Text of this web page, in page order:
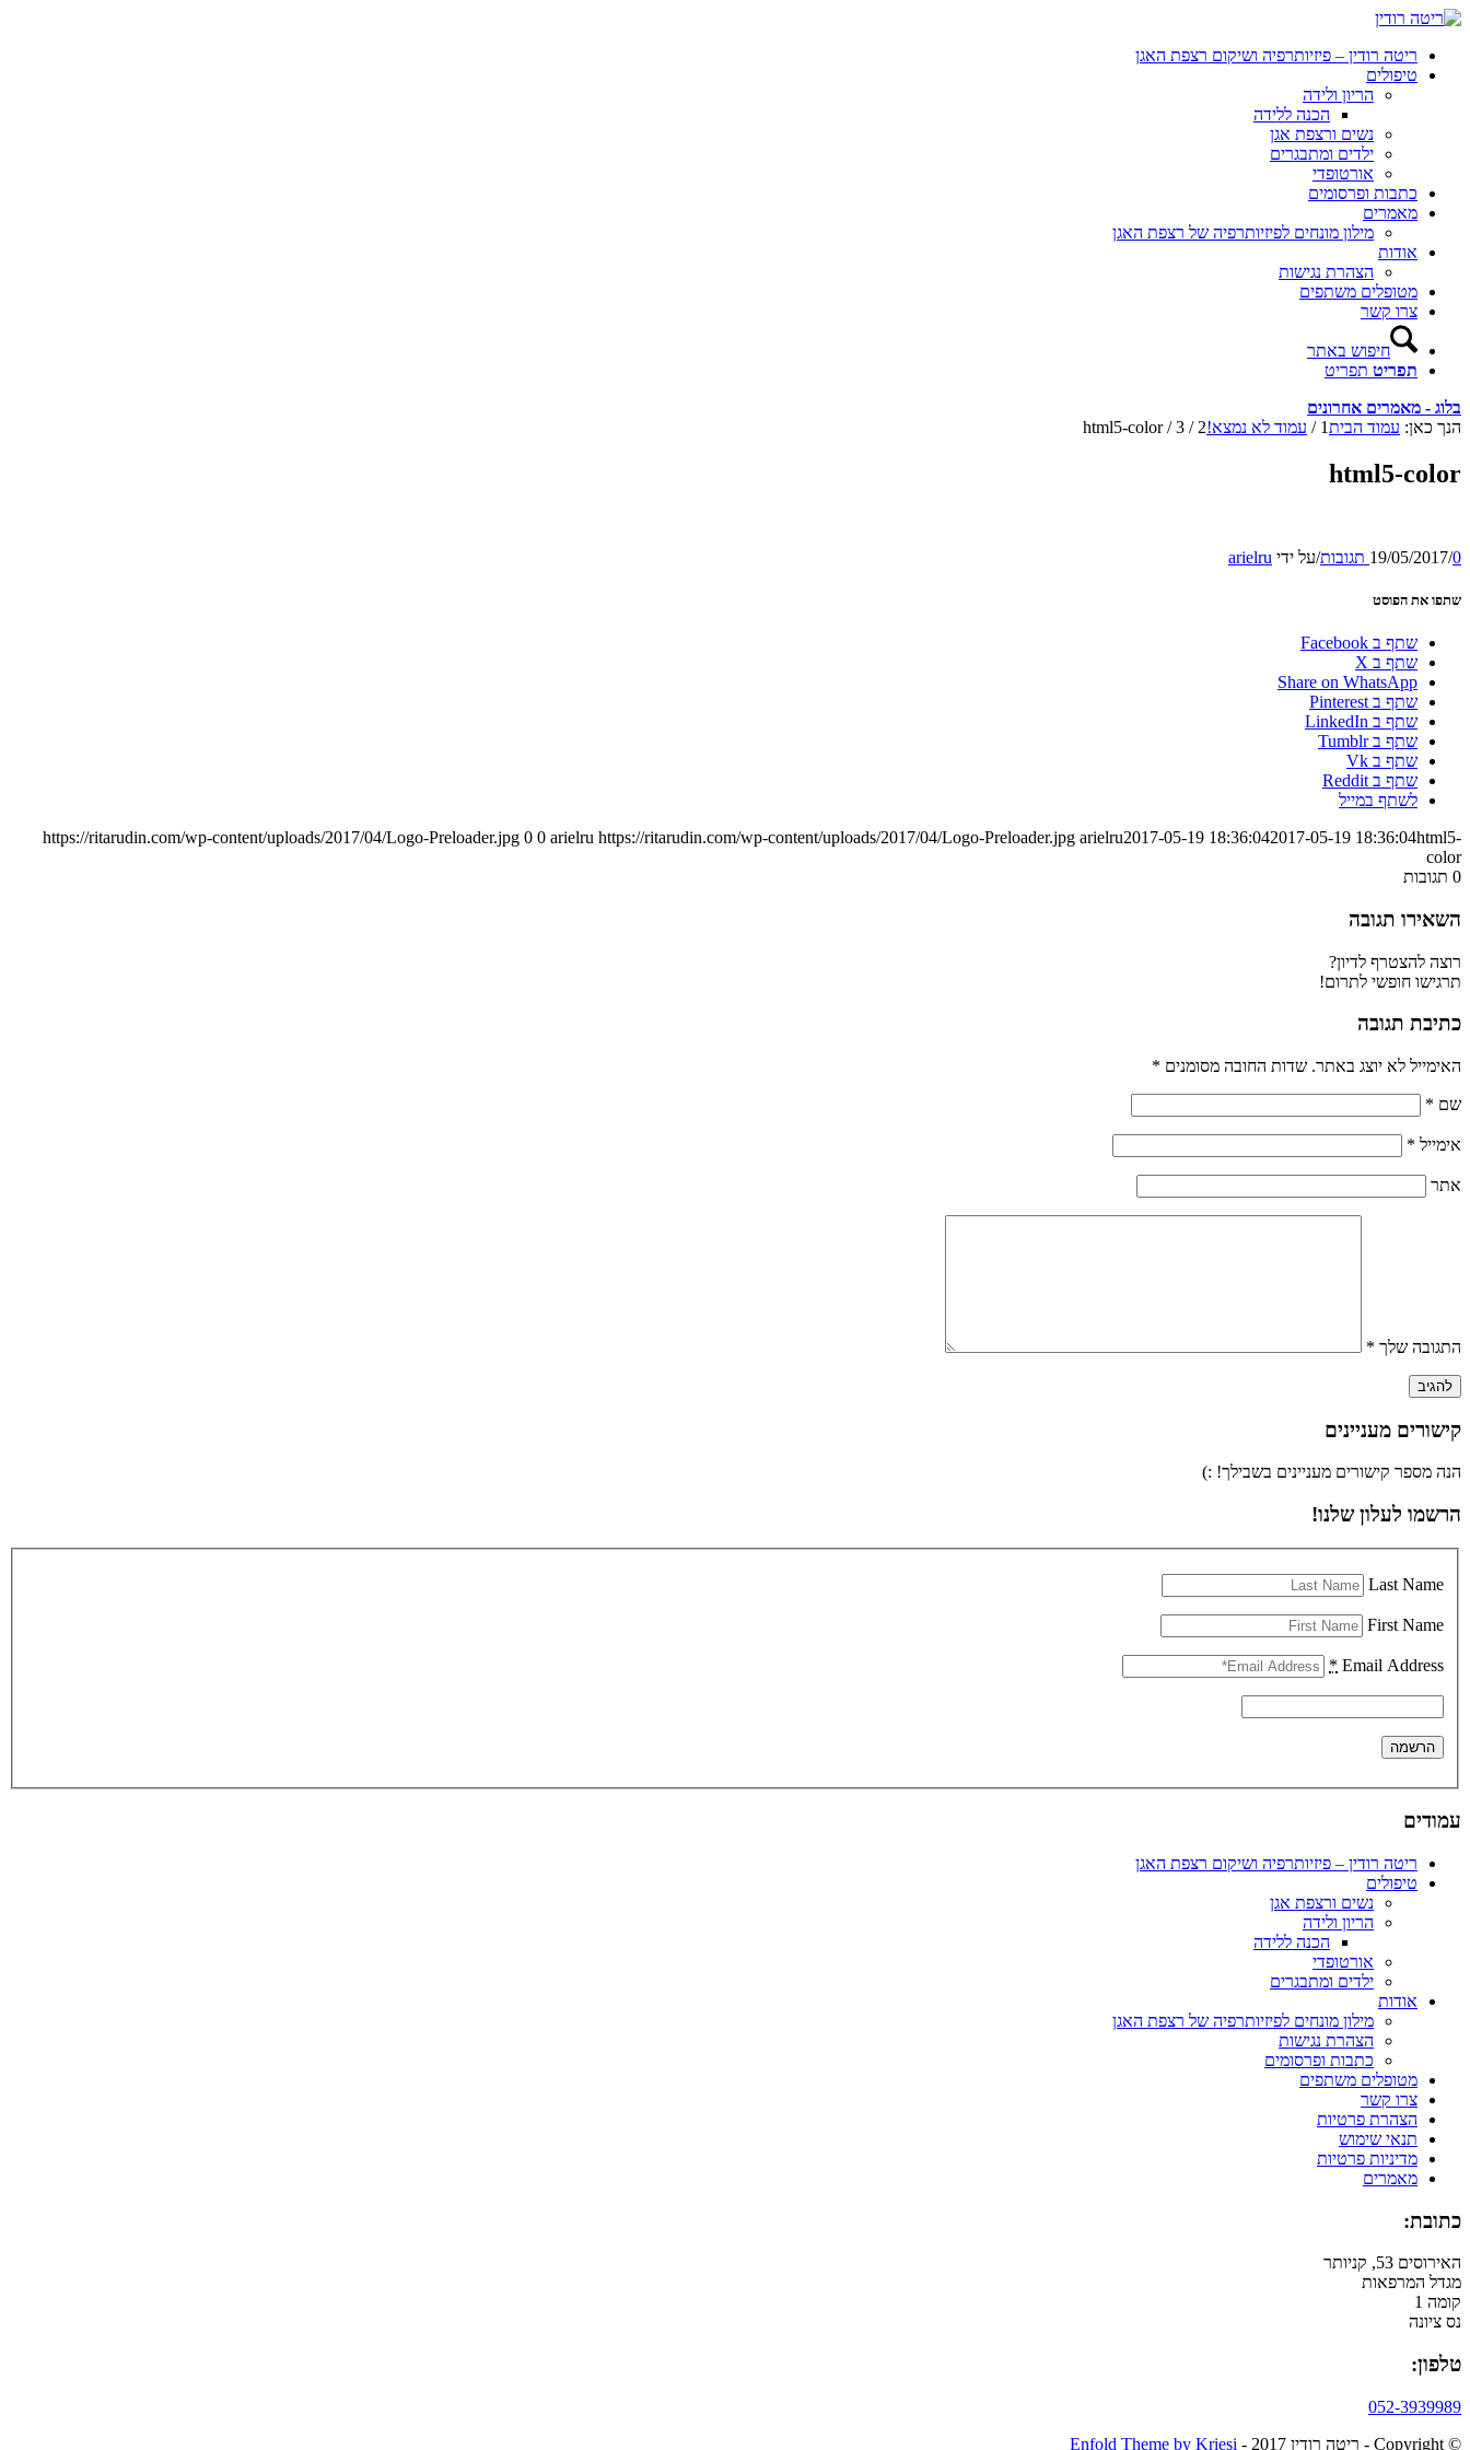
ריטה רודין – פיזיותרפיה ושיקום רצפת האגן
טיפולים
הריון ולידה
הכנה ללידה
נשים ורצפת אגן
ילדים ומתבגרים
אורטופדי
כתבות ופרסומים
מאמרים
מילון מונחים לפיזיותרפיה של רצפת האגן
אודות
הצהרת נגישות
מטופלים משתפים
צרו קשר
חיפוש באתר
תפריט תפריט
בלוג - מאמרים אחרונים
הנך כאן: עמוד הבית1
/ עמוד לא נמצא!2
/
3
/
html5-color
html5-color
19/05/2017/0 תגובות /על ידי arielru
שתפו את הפוסט
שתף ב Facebook
שתף ב X
Share on WhatsApp
שתף ב Pinterest
שתף ב LinkedIn
שתף ב Tumblr
שתף ב Vk
שתף ב Reddit
לשתף במייל
https://ritarudin.com/wp-content/uploads/2017/04/Logo-Preloader.jpg 0 0 arielru https://ritarudin.com/wp-content/uploads/2017/04/Logo-Preloader.jpg arielru2017-05-19 18:36:042017-05-19 18:36:04html5-
color
0 תגובות
השאירו תגובה
רוצה להצטרף לדיון?
תרגישו חופשי לתרום!
כתיבת תגובה
האימייל לא יוצג באתר. שדות החובה מסומנים *
שם *
אימייל *
אתר
התגובה שלך *
קישורים מעניינים
הנה מספר קישורים מעניינים בשבילך! :)
הרשמו לעלון שלנו!
Last Name
First Name
Email Address
*
עמודים
ריטה רודין – פיזיותרפיה ושיקום רצפת האגן
טיפולים
נשים ורצפת אגן
הריון ולידה
הכנה ללידה
אורטופדי
ילדים ומתבגרים
אודות
מילון מונחים לפיזיותרפיה של רצפת האגן
הצהרת נגישות
כתבות ופרסומים
מטופלים משתפים
צרו קשר
הצהרת פרטיות
תנאי שימוש
מדיניות פרטיות
מאמרים
כתובת:
האירוסים 53, קניותר
מגדל המרפאות
קומה 1
נס ציונה
טלפון:
052-3939989
© ‫Copyright - ריטה רודין 2017 -
Enfold Theme by Kriesi